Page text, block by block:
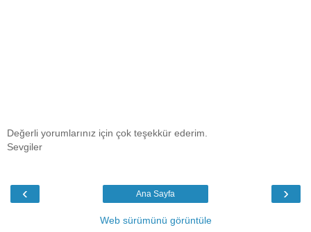
Değerli yorumlarınız için çok teşekkür ederim.
Sevgiler
‹ ›
Ana Sayfa
Web sürümünü görüntüle